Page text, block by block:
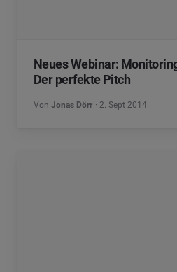
Neues Webinar:
Der perfekte Pitch
Von Jonas Dörr 2. Sept 2014